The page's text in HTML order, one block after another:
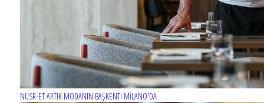
NUSR-ET ARTIK MODANIN BAŞKENTİ MİLANO'DA